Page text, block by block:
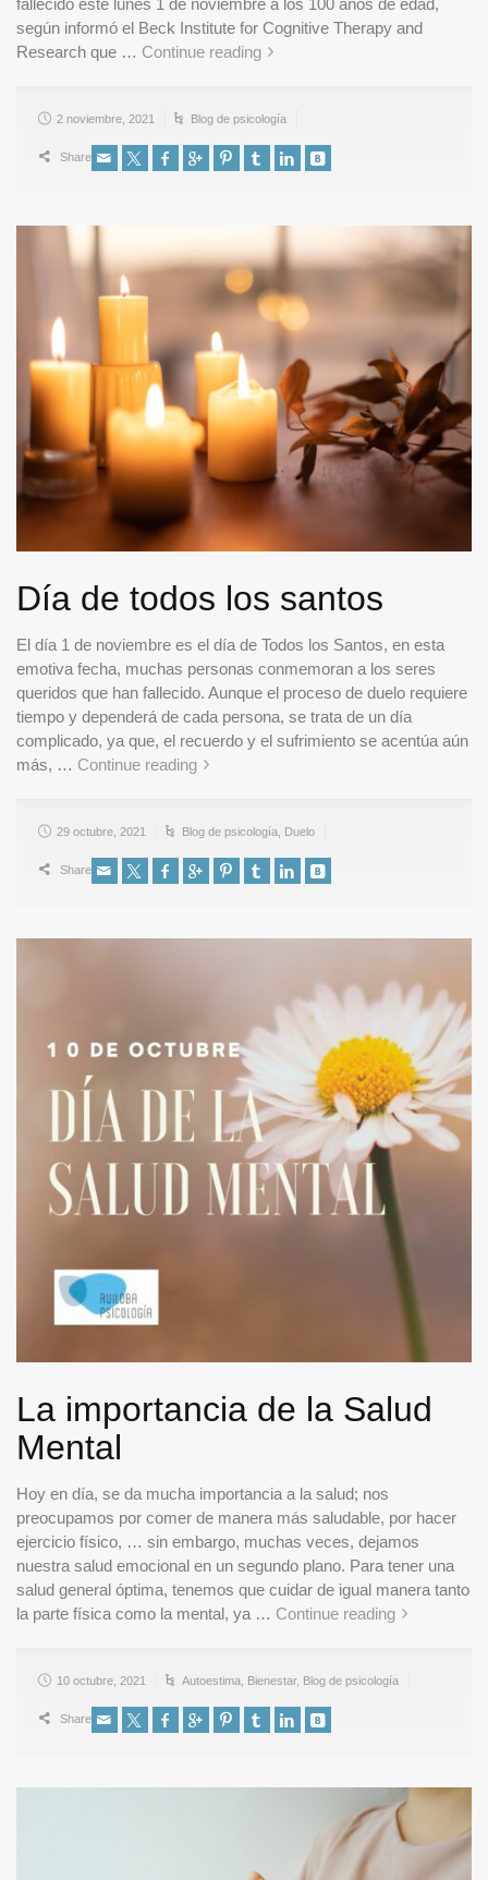
fallecido este lunes 1 de noviembre a los 100 años de edad,
según informó el Beck Institute for Cognitive Therapy and
Research que … Continue reading
2 noviembre, 2021 Blog de psicología
Share
Día de todos los santos
El día 1 de noviembre es el día de Todos los Santos, en esta
emotiva fecha, muchas personas conmemoran a los seres
queridos que han fallecido. Aunque el proceso de duelo requiere
tiempo y dependerá de cada persona, se trata de un día
complicado, ya que, el recuerdo y el sufrimiento se acentúa aún
más, … Continue reading
29 octubre, 2021 Blog de psicología Duelo
Share
La importancia de la Salud
Mental
Hoy en día, se da mucha importancia a la salud; nos
preocupamos por comer de manera más saludable, por hacer
ejercicio físico, … sin embargo, muchas veces, dejamos
nuestra salud emocional en un segundo plano. Para tener una
salud general óptima, tenemos que cuidar de igual manera tanto
la parte física como la mental, ya … Continue reading
10 octubre, 2021 Autoestima Bienestar, Blog de psicología
Share